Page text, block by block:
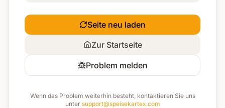
Seite neu laden
Zur Startseite
Problem melden
Wenn das Problem weiterhin besteht, kontaktieren Sie uns
unter support@speisekartex.com